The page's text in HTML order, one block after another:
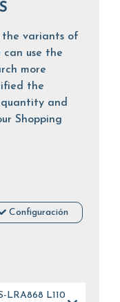
the variants of
use the
more
the
and
Shopping
Configuración
LRA868 L110